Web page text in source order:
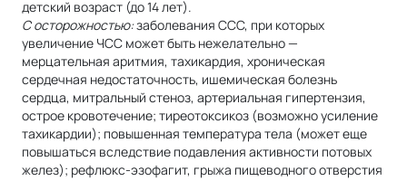
детский возраст (до 14 лет).
С осторожностью:заболевания ССС, при которых
увеличение ЧСС может быть нежелательно —
мерцательная аритмия, тахикардия, хроническая
сердечная недостаточность, ишемическая болезнь
сердца, митральный стеноз, артериальная гипертензия,
острое кровотечение; тиреотоксикоз (возможно усиление
тахикардии); повышенная температура тела (может еще
повышаться вследствие подавления активности потовых
желез); рефлюкс-эзофагит, грыжа пищеводного отверстия